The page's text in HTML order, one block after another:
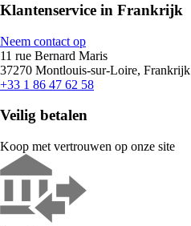
Klantenservice in Frankrijk
Neem contact op
11 rue Bernard Maris
37270 Montlouis-sur-Loire, Frankrijk
+33 1 86 47 62 58
Veilig betalen
Koop met vertrouwen op onze site